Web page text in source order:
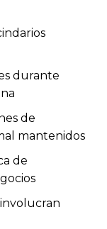
durante
de
mantenidos
de